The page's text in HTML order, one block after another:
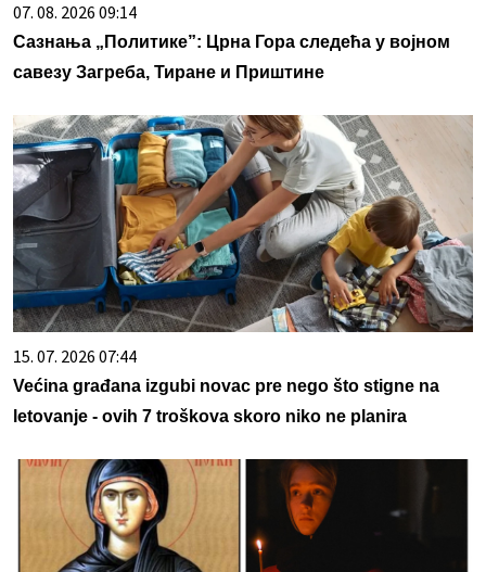
07. 08. 2026 09:14
Сазнања „Политике”: Црна Гора следећа у војном
савезу Загреба, Тиране и Приштине
15. 07. 2026 07:44
Većina građana izgubi novac pre nego što stigne na
letovanje - ovih 7 troškova skoro niko ne planira